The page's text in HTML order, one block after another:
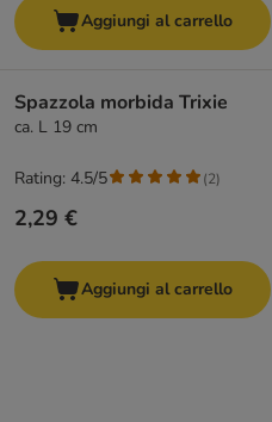
Aggiungi al carrello
Spazzola morbida Trixie
ca. L 19 cm
2,29 €
Rating: 4.5/5 (2)
Aggiungi al carrello